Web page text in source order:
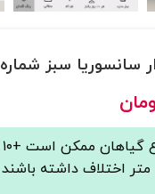
سانسوریا سبز شماره 49
متر اختلاف داشته باشند